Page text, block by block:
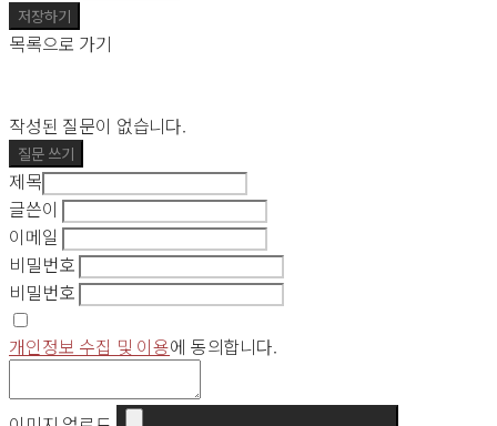
저장하기
목록으로 가기
작성된 질문이 없습니다.
질문 쓰기
제목
글쓴이
이메일
비밀번호
비밀번호
개인정보 수집 및 이용에 동의합니다.